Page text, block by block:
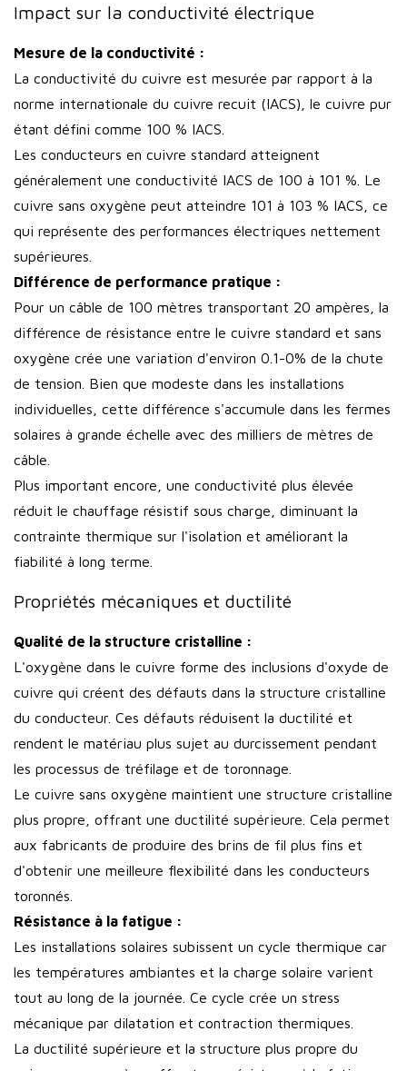
Impact sur la conductivité électrique
Mesure de la conductivité :
La conductivité du cuivre est mesurée par rapport à la
norme internationale du cuivre recuit (IACS), le cuivre pur
étant défini comme 100 % IACS.
Les conducteurs en cuivre standard atteignent
généralement une conductivité IACS de 100 à 101 %. Le
cuivre sans oxygène peut atteindre 101 à 103 % IACS, ce
qui représente des performances électriques nettement
supérieures.
Différence de performance pratique :
Pour un câble de 100 mètres transportant 20 ampères, la
différence de résistance entre le cuivre standard et sans
oxygène crée une variation d'environ 0.1-0% de la chute
de tension. Bien que modeste dans les installations
individuelles, cette différence s'accumule dans les fermes
solaires à grande échelle avec des milliers de mètres de
câble.
Plus important encore, une conductivité plus élevée
réduit le chauffage résistif sous charge, diminuant la
contrainte thermique sur l'isolation et améliorant la
fiabilité à long terme.
Propriétés mécaniques et ductilité
Qualité de la structure cristalline :
L'oxygène dans le cuivre forme des inclusions d'oxyde de
cuivre qui créent des défauts dans la structure cristalline
du conducteur. Ces défauts réduisent la ductilité et
rendent le matériau plus sujet au durcissement pendant
les processus de tréfilage et de toronnage.
Le cuivre sans oxygène maintient une structure cristalline
plus propre, offrant une ductilité supérieure. Cela permet
aux fabricants de produire des brins de fil plus fins et
d'obtenir une meilleure flexibilité dans les conducteurs
toronnés.
Résistance à la fatigue :
Les installations solaires subissent un cycle thermique car
les températures ambiantes et la charge solaire varient
tout au long de la journée. Ce cycle crée un stress
mécanique par dilatation et contraction thermiques.
La ductilité supérieure et la structure plus propre du